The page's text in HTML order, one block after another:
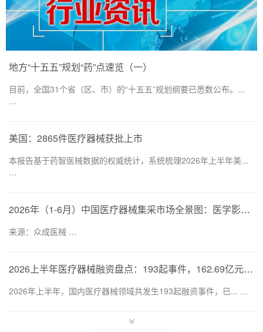
地方“十五五”规划“药”点速览（一）
目前，全国31个省（区、市）的“十五五”规划纲要已悉数公布。...
…
美国：2865件医疗器械获批上市
本报告基于药智医械数据的权威统计，系统梳理2026年上半年美...
…
2026年（1-6月）中国医疗器械集采市场全景图：医学影像仍为集采主要目标，部分产品线增速显著
来源：众成医械 …
2026上半年医疗器械融资盘点：193起事件，162.69亿元流向何处？
2026年上半年，国内医疗器械领域共发生193起融资事件，已... …